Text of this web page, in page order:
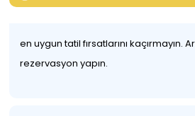
en uygun tatil fırsatlarını kaçırmayın.
rezervasyon yapın.